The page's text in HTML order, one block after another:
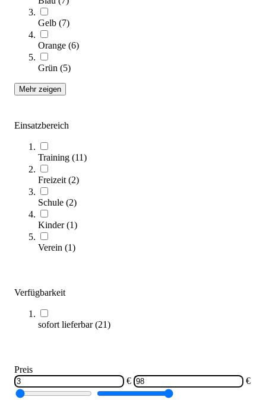
Gelb (7)
Orange (6)
Grün (5)
Mehr zeigen
Einsatzbereich
Training (11)
Freizeit (2)
Schule (2)
Kinder(1)
Verein (1)
Verfügbarkeit
sofort lieferbar(21)
Preis
€
€
Kübler Sport® Springseil aus Baumwolle
Zum Produkt
Varianten zur Auswahl
Sofort lieferbar
ab 10,95 €
Zum Produkt